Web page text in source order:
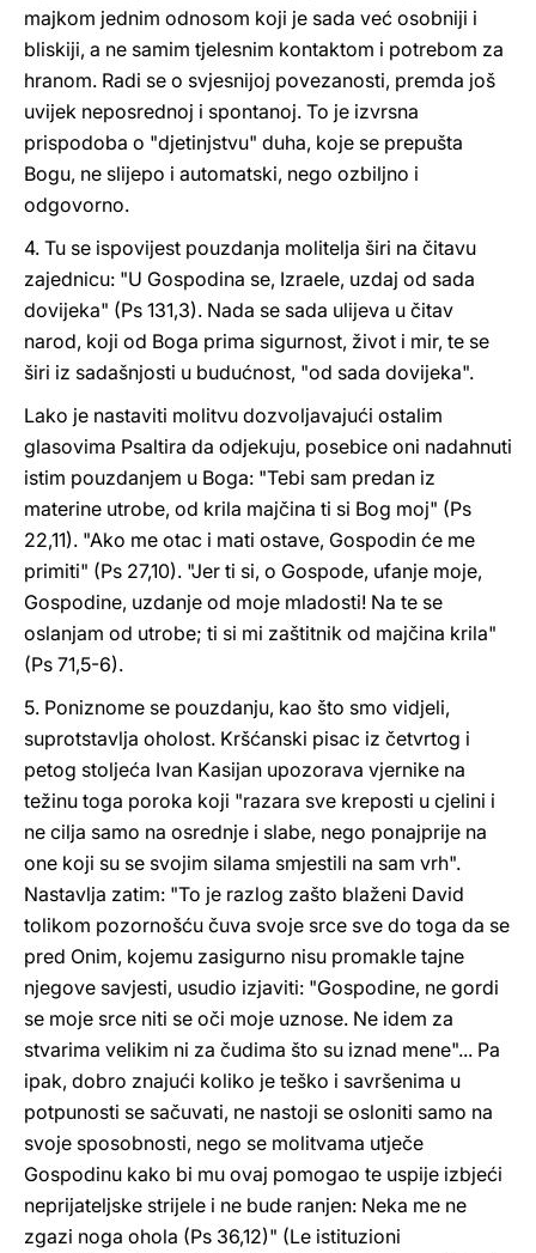
majkom jednim odnosom koji je sada već osobniji i
bliskiji, a ne samim tjelesnim kontaktom i potrebom za
hranom. Radi se o svjesnijoj povezanosti, premda još
uvijek neposrednoj i spontanoj. To je izvrsna
prispodoba o "djetinjstvu" duha, koje se prepušta
Bogu, ne slijepo i automatski, nego ozbiljno i
odgovorno.
4. Tu se ispovijest pouzdanja molitelja širi na čitavu
zajednicu: "U Gospodina se, Izraele, uzdaj od sada
dovijeka" (Ps 131,3). Nada se sada ulijeva u čitav
narod, koji od Boga prima sigurnost, život i mir, te se
širi iz sadašnjosti u budućnost, "od sada dovijeka".
Lako je nastaviti molitvu dozvoljavajući ostalim
glasovima Psaltira da odjekuju, posebice oni nadahnuti
istim pouzdanjem u Boga: "Tebi sam predan iz
materine utrobe, od krila majčina ti si Bog moj" (Ps
22,11). "Ako me otac i mati ostave, Gospodin će me
primiti" (Ps 27,10). "Jer ti si, o Gospode, ufanje moje,
Gospodine, uzdanje od moje mladosti! Na te se
oslanjam od utrobe; ti si mi zaštitnik od majčina krila"
(Ps 71,5-6).
5. Poniznome se pouzdanju, kao što smo vidjeli,
suprotstavlja oholost. Kršćanski pisac iz četvrtog i
petog stoljeća Ivan Kasijan upozorava vjernike na
težinu toga poroka koji "razara sve kreposti u cjelini i
ne cilja samo na osrednje i slabe, nego ponajprije na
one koji su se svojim silama smjestili na sam vrh".
Nastavlja zatim: "To je razlog zašto blaženi David
tolikom pozornošću čuva svoje srce sve do toga da se
pred Onim, kojemu zasigurno nisu promakle tajne
njegove savjesti, usudio izjaviti: "Gospodine, ne gordi
se moje srce niti se oči moje uznose. Ne idem za
stvarima velikim ni za čudima što su iznad mene"... Pa
ipak, dobro znajući koliko je teško i savršenima u
potpunosti se sačuvati, ne nastoji se osloniti samo na
svoje sposobnosti, nego se molitvama utječe
Gospodinu kako bi mu ovaj pomogao te uspije izbjeći
neprijateljske strijele i ne bude ranjen: Neka me ne
zgazi noga ohola (Ps 36,12)" (Le istituzioni